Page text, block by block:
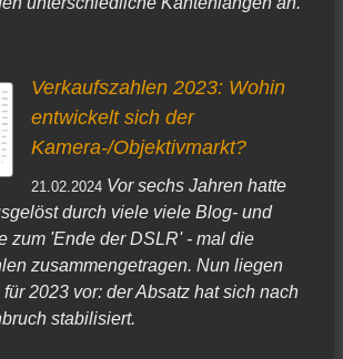
Verkaufszahlen 2023: Wohin
entwickelt sich der
Kamera-/Objektivmarkt?
21.02.2024 Vor sechs Jahren hatte
durch viele viele Blog- und
zum 'Ende der DSLR' - mal die
zusammengetragen. Nun liegen
2023 vor: der Absatz hat sich nach
stabilisiert.